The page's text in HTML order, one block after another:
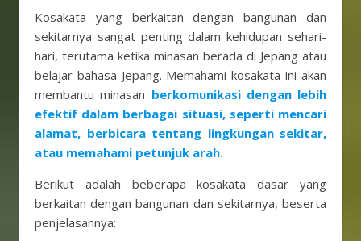
Kosakata yang berkaitan dengan bangunan dan
sekitarnya sangat penting dalam kehidupan sehari-
hari, terutama ketika minasan berada di Jepang atau
belajar bahasa Jepang. Memahami kosakata ini akan
membantu minasan berkomunikasi dengan lebih
efektif dalam berbagai situasi, seperti mencari
alamat, berbicara tentang lingkungan sekitar,
atau memahami petunjuk arah.
Berikut adalah beberapa kosakata dasar yang
berkaitan dengan bangunan dan sekitarnya, beserta
penjelasannya: